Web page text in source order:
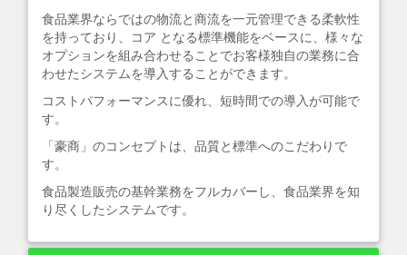
食品業界ならではの物流と商流を一元管理できる柔軟性
を持っており、コア となる標準機能をベースに、様々な
オプションを組み合わせることでお客様独自の業務に合
わせたシステムを導入することができます。
コストパフォーマンスに優れ、短時間での導入が可能で
す。
「豪商」のコンセプトは、品質と標準へのこだわりで
す。
食品製造販売の基幹業務をフルカバーし、食品業界を知
り尽くしたシステムです。